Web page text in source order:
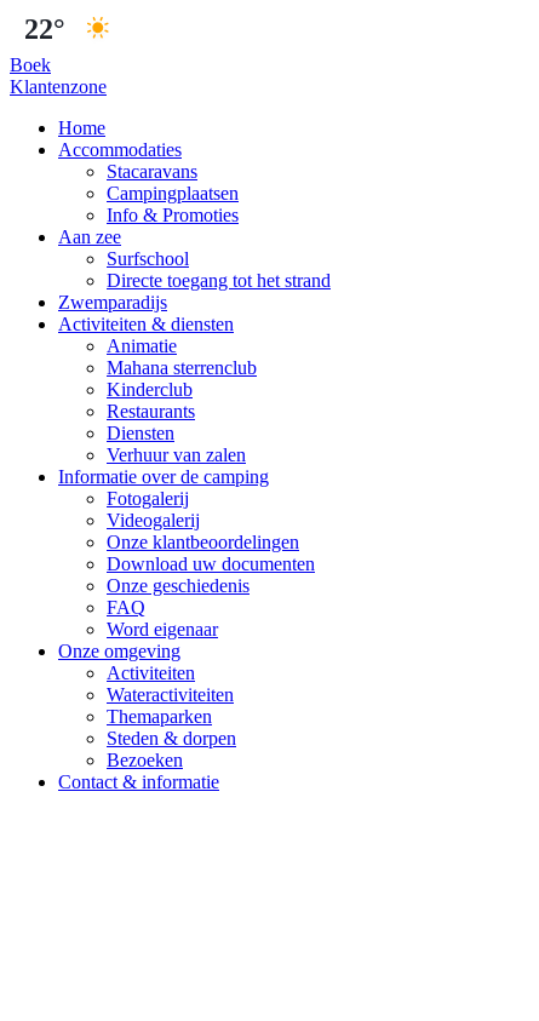
22°
Boek
Klantenzone
Home
Accommodaties
Stacaravans
Campingplaatsen
Info & Promoties
Aan zee
Surfschool
Directe toegang tot het strand
Zwemparadijs
Activiteiten & diensten
Animatie
Mahana sterrenclub
Kinderclub
Restaurants
Diensten
Verhuur van zalen
Informatie over de camping
Fotogalerij
Videogalerij
Onze klantbeoordelingen
Download uw documenten
Onze geschiedenis
FAQ
Word eigenaar
Onze omgeving
Activiteiten
Wateractiviteiten
Themaparken
Steden & dorpen
Bezoeken
Contact & informatie